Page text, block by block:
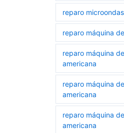
reparo
reparo máquina
reparo máquina
americana
reparo máquina
americana
reparo máquina
americana